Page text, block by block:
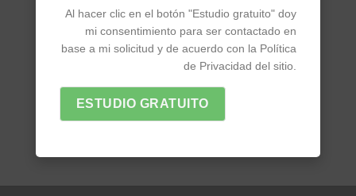
Al hacer clic en el botón "Estudio gratuito" doy
mi consentimiento para ser contactado en
base a mi solicitud y de acuerdo con la Política
de Privacidad del sitio.
ESTUDIO GRATUITO